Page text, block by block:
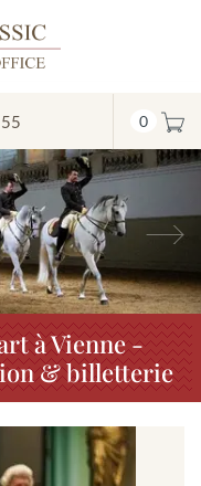
0
à Vienne -
& billetterie